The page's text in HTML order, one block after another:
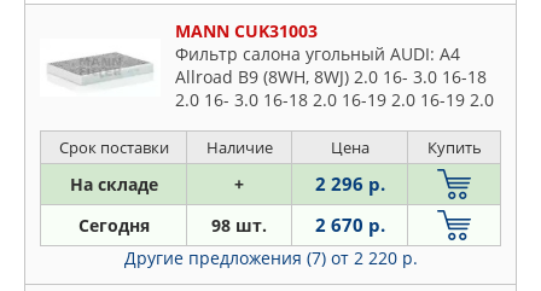
MANN CUK31003
Фильтр салона угольный AUDI: A4
Allroad B9 (8WH, 8WJ) 2.0 16- 3.0 16-18
2.0 16- 3.0 16-18 2.0 16-19 2.0 16-19 2.0
19 3.0 18
Срок поставки Наличие Цена Купить
На складе + 2 296 р.
Сегодня 98 шт. 2 670 р.
Другие предложения (7) от 2 220 р.